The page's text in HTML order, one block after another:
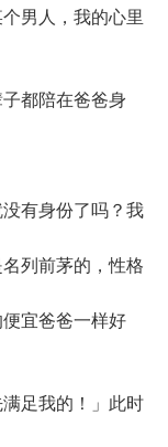
男人，我的心里
都陪在爸爸身
有身份了吗？我
列前茅的，性格
宜爸爸一样好
足我的！」此时